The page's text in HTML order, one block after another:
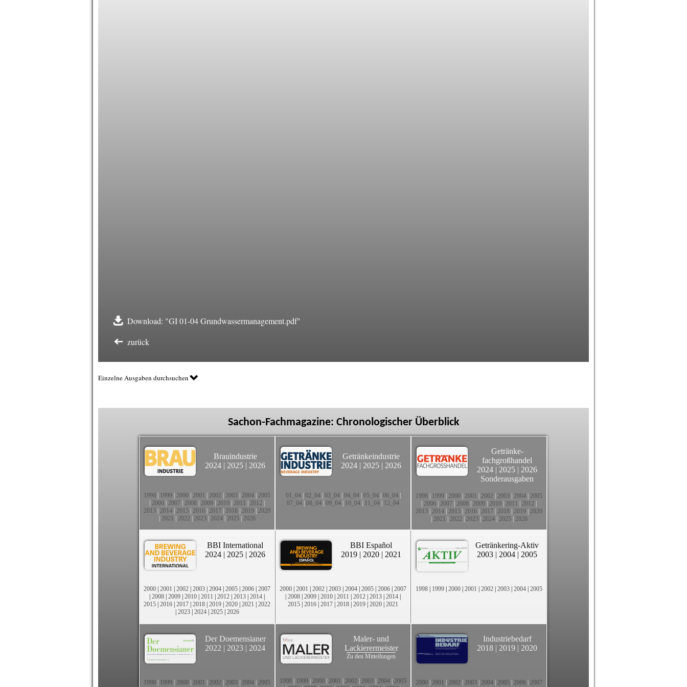
Download: "GI 01-04 Grundwassermanagement.pdf"
zurück
Einzelne Ausgaben durchsuchen
Sachon-Fachmagazine: Chronologischer Überblick
Brauindustrie
2024 | 2025 | 2026
1998 1999 2000 2001 2002 2003 2004 2005
2006 2007 2008 2009 2010 2011 2012
2013 2014 2015 2016 2017 2018 2019 2020
2021 2022 2023| 2024| 2025| 2026
Getränkeindustrie
2024 | 2025 | 2026
01_04| 02_04| 03_04| 04_04| 05_04| 06_04|
07_04 08_04 09_04 10_04 11_04 12_04
Getränke-
fachgroßhandel
2024 | 2025 | 2026
Sonderausgaben
1998 1999 2000 2001 2002 2003 2004 2005
2006 2007 2008 2009 2010 2011 2012
2013 2014 2015 2016 2017 2018 2019 2020
2021 2022 2023| 2024| 2025| 2026
BBI International
2024 | 2025 | 2026
2000 | 2001 | 2002 | 2003 | 2004 | 2005 | 2006 | 2007
| 2008 | 2009 | 2010 | 2011 | 2012 | 2013 | 2014 |
2015 | 2016 | 2017 | 2018 | 2019 | 2020 | 2021 | 2022
| 2023| 2024| 2025| 2026
BBI Español
2019 | 2020 | 2021
2000 | 2001 | 2002 | 2003 | 2004 | 2005 | 2006 | 2007
| 2008 | 2009 | 2010 | 2011 | 2012 | 2013 | 2014 |
2015 | 2016 | 2017 | 2018 | 2019 | 2020 | 2021
Getränkering-Aktiv
2003 | 2004 | 2005
1998 | 1999 | 2000 | 2001 | 2002 | 2003 | 2004 | 2005
Der Doemensianer
2022 | 2023 | 2024
1998 1999 2000 2001 2002 2003 2004 2005
Maler- und
Lackierermeister
Zu den Mitteilungen
1998 1999 2000 2001 2002 2003 2004 2005
Industriebedarf
2018 | 2019 | 2020
2000 2001 2002 2003 2004 2005 2006 2007